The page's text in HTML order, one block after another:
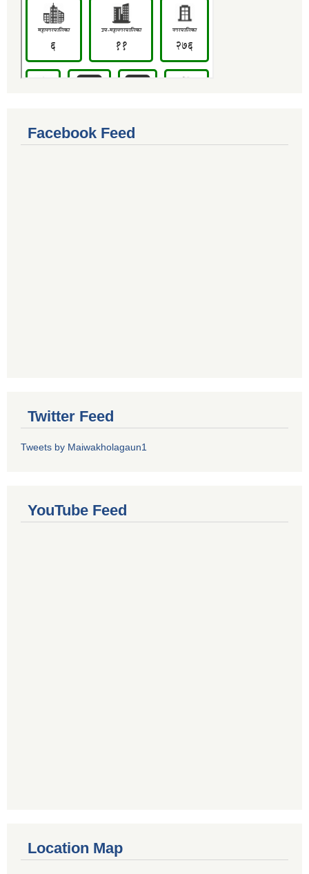
Facebook Feed
Twitter Feed
Tweets by Maiwakholagaun1
YouTube Feed
Location Map